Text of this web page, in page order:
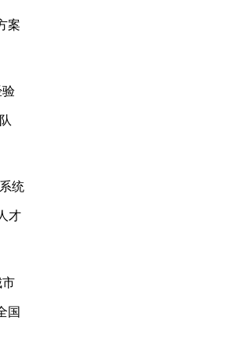
案
验
统
才
市
国